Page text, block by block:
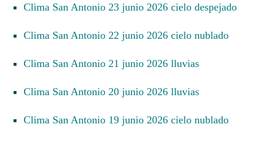
Clima San Antonio 23 junio 2026 cielo despejado
Clima San Antonio 22 junio 2026 cielo nublado
Clima San Antonio 21 junio 2026 lluvias
Clima San Antonio 20 junio 2026 lluvias
Clima San Antonio 19 junio 2026 cielo nublado